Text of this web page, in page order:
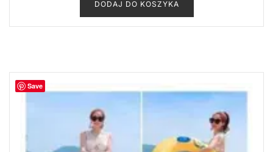
DODAJ DO KOSZYKA
Save